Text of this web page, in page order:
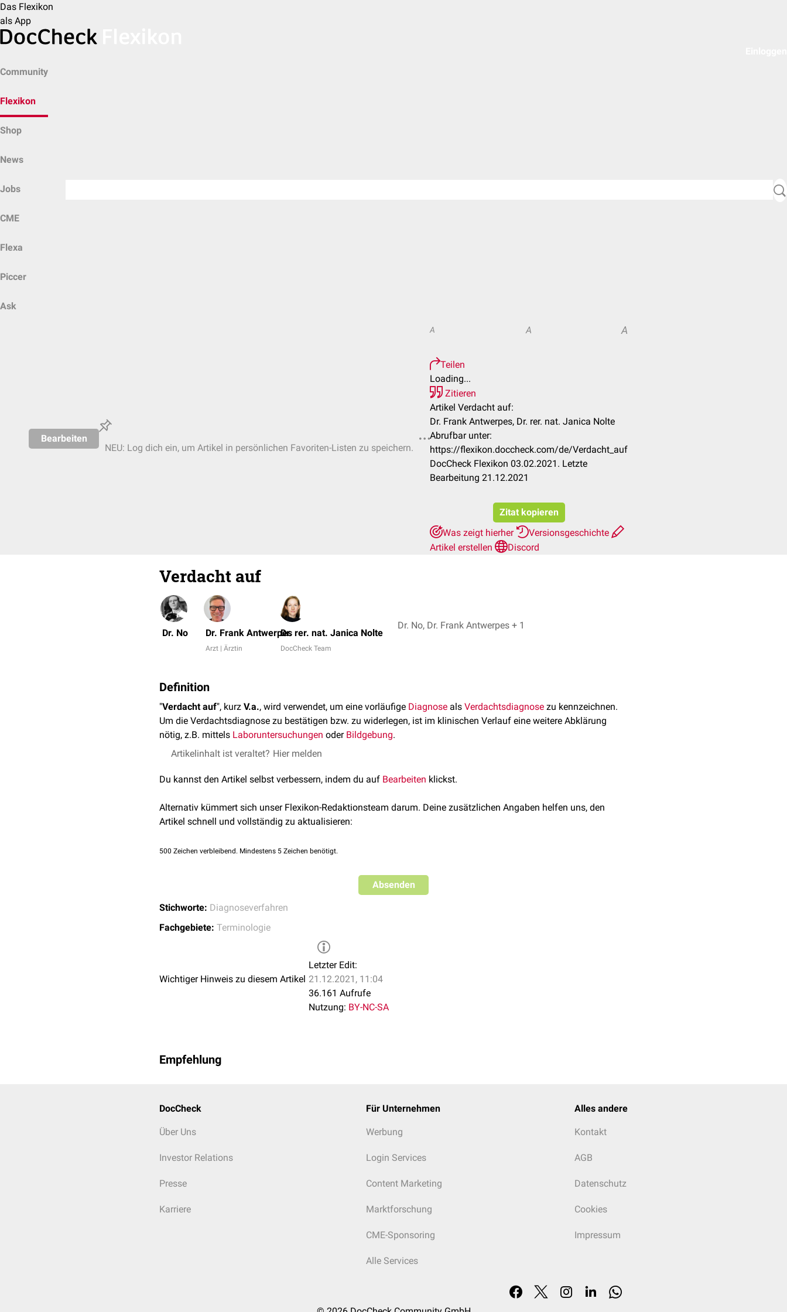
Das Flexikon
als App
Community
Flexikon
Shop
News
Jobs
CME
Flexa
Piccer
Ask
Bearbeiten
NEU: Log dich ein, um Artikel in persönlichen Favoriten-Listen zu speichern.
A A A
Teilen
Loading...
Zitieren
Artikel Verdacht auf:
Dr. Frank Antwerpes, Dr. rer. nat. Janica Nolte
Abrufbar unter:
https://flexikon.doccheck.com/de/Verdacht_auf
DocCheck Flexikon 03.02.2021. Letzte
Bearbeitung 21.12.2021
Zitat kopieren
Was zeigt hierher
Versionsgeschichte
Artikel erstellen
Discord
Verdacht auf
Dr. No Dr. Frank Antwerpes
Arzt | Ärztin
Dr. rer. nat. Janica Nolte
DocCheck Team
Dr. No, Dr. Frank Antwerpes + 1
Definition
"Verdacht auf", kurz V.a., wird verwendet, um eine vorläufige Diagnose als Verdachtsdiagnose zu kennzeichnen.
Um die Verdachtsdiagnose zu bestätigen bzw. zu widerlegen, ist im klinischen Verlauf eine weitere Abklärung
nötig, z.B. mittels Laboruntersuchungen oder Bildgebung.
Artikelinhalt ist veraltet? Hier melden
Du kannst den Artikel selbst verbessern, indem du auf Bearbeiten klickst.
Alternativ kümmert sich unser Flexikon-Redaktionsteam darum. Deine zusätzlichen Angaben helfen uns, den
Artikel schnell und vollständig zu aktualisieren:
500 Zeichen verbleibend. Mindestens 5 Zeichen benötigt.
Absenden
Stichworte: Diagnoseverfahren
Fachgebiete: Terminologie
Wichtiger Hinweis zu diesem Artikel
Letzter Edit:
21.12.2021, 11:04
36.161 Aufrufe
Nutzung: BY-NC-SA
Empfehlung
DocCheck
Über Uns
Investor Relations
Presse
Karriere
Für Unternehmen
Werbung
Login Services
Content Marketing
Marktforschung
CME-Sponsoring
Alle Services
Alles andere
Kontakt
AGB
Datenschutz
Cookies
Impressum